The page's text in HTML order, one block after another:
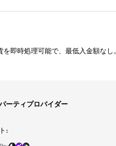
即時処理可能で、最低入金額なし
ーティプロバイダー
: